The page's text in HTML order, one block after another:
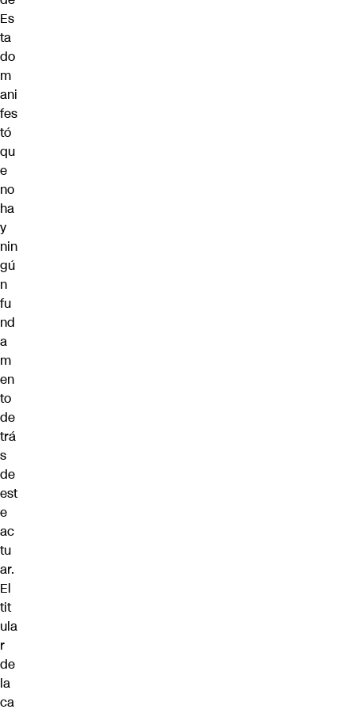
Es
ta
do
m
ani
fes
tó
qu
e
no
ha
y
nin
gú
n
fu
nd
a
m
en
to
de
trá
s
de
est
e
ac
tu
ar.
El
tit
ula
r
de
la
ca